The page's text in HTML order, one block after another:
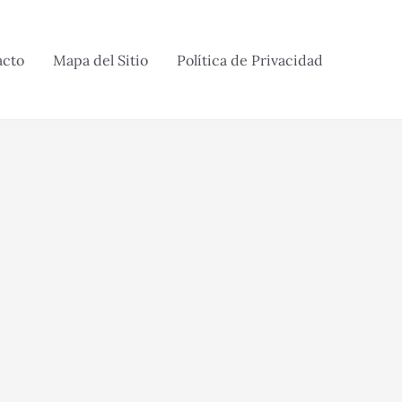
Mapa del Sitio Política de Privacidad